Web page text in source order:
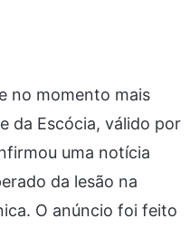
no momento mais
da Escócia, válido por
uma notícia
da lesão na
O anúncio foi feito